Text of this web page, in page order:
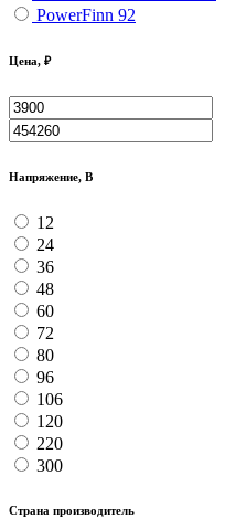
PowerFinn 92
Цена, ₽
Напряжение, В
12
24
36
48
60
72
80
96
106
120
220
300
Страна производитель